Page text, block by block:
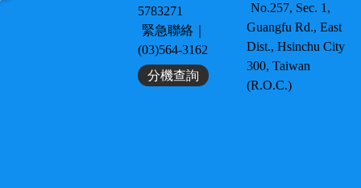
5783271
緊急聯絡｜
(03)564-3162
分機查詢
No.257, Sec. 1,
Guangfu Rd., East
Dist., Hsinchu City
300, Taiwan
(R.O.C.)